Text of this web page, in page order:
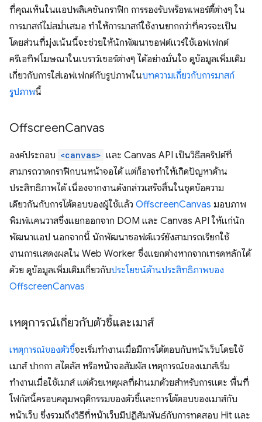
ที่คุณเห็นในแอปพลิเคชันกราฟิก การรองรับพร็อพเพอร์ตี้ต่างๆ ใน
การมาสก์ไม่สม่ำเสมอ ทำให้การมาสก์ใช้งานยากกว่าที่ควรจะเป็น
โดยส่วนที่มุ่งเน้นนี้จะช่วยให้นักพัฒนาซอฟต์แวร์ใช้เอฟเฟกต์
ครีเอทีฟโฆษณาในเบราว์เซอร์ต่างๆ ได้อย่างมั่นใจ ดูข้อมูลเพิ่มเติม
เกี่ยวกับการใส่เอฟเฟกต์กับรูปภาพในบทความเกี่ยวกับการมาสก์
รูปภาพนี้
OffscreenCanvas
องค์ประกอบ <canvas> และ Canvas API เป็นวิธีสคริปต์ที่
สามารถวาดกราฟิกบนหน้าจอได้ แต่ก็อาจทำให้เกิดปัญหาด้าน
ประสิทธิภาพได้ เนื่องจากงานดังกล่าวเสร็จสิ้นในชุดข้อความ
เดียวกันกับการโต้ตอบของผู้ใช้แล้ว OffscreenCanvas มอบภาพ
พิมพ์แคนวาสซึ่งแยกออกจาก DOM และ Canvas API ให้แก่นัก
พัฒนาแอป นอกจากนี้ นักพัฒนาซอฟต์แวร์ยังสามารถเรียกใช้
งานการแสดงผลใน Web Worker ซึ่งแยกต่างหากจากเทรดหลักได้
ด้วย ดูข้อมูลเพิ่มเติมเกี่ยวกับประโยชน์ด้านประสิทธิภาพของ
OffscreenCanvas
เหตุการณ์เกี่ยวกับตัวชี้และเมาส์
เหตุการณ์ของตัวชี้จะเริ่มทำงานเมื่อมีการโต้ตอบกับหน้าเว็บโดยใช้
เมาส์ ปากกา สไตลัส หรือหน้าจอสัมผัส เหตุการณ์ของเมาส์เริ่ม
ทำงานเมื่อใช้เมาส์ แต่ด้วยเหตุผลที่ผ่านมาด้วยสำหรับการแตะ พื้นที่
โฟกัสนี้ครอบคลุมพฤติกรรมของตัวชี้และการโต้ตอบของเมาส์กับ
หน้าเว็บ ซึ่งรวมถึงวิธีที่หน้าเว็บมีปฏิสัมพันธ์กับการทดสอบ Hit และ